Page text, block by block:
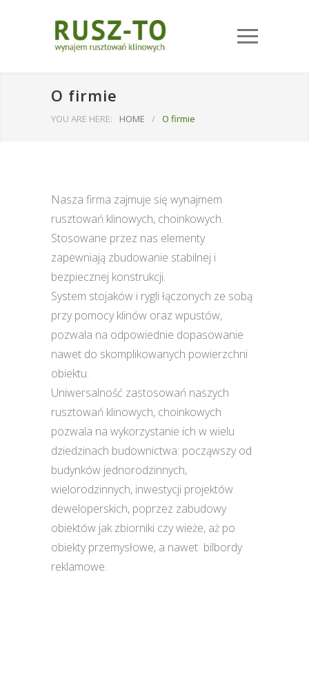
O firmie
YOU ARE HERE: HOME / O firmie
Nasza firma zajmuje się wynajmem
rusztowań klinowych, choinkowych.
Stosowane przez nas elementy
zapewniają zbudowanie stabilnej i
bezpiecznej konstrukcji.
System stojaków i rygli łączonych ze sobą
przy pomocy klinów oraz wpustów,
pozwala na odpowiednie dopasowanie
nawet do skomplikowanych powierzchni
obiektu.
Uniwersalność zastosowań naszych
rusztowań klinowych, choinkowych
pozwala na wykorzystanie ich w wielu
dziedzinach budownictwa: począwszy od
budynków jednorodzinnych,
wielorodzinnych, inwestycji projektów
deweloperskich, poprzez zabudowy
obiektów jak zbiorniki czy wieże, aż po
obiekty przemysłowe, a nawet bilbordy
reklamowe.